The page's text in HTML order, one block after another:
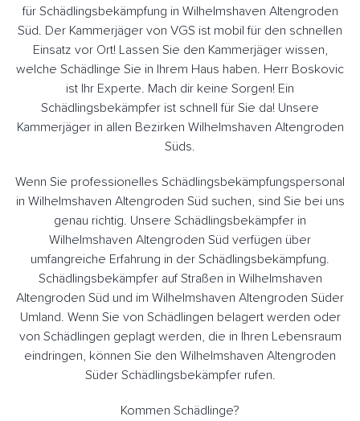
für Schädlingsbekämpfung in Wilhelmshaven Altengroden
Süd. Der Kammerjäger von VGS ist mobil für den schnellen
Einsatz vor Ort! Lassen Sie den Kammerjäger wissen,
welche Schädlinge Sie in Ihrem Haus haben. Herr Boskovic
ist Ihr Experte. Mach dir keine Sorgen! Ein
Schädlingsbekämpfer ist schnell für Sie da! Unsere
Kammerjäger in allen Bezirken Wilhelmshaven Altengroden
Süds.
Wenn Sie professionelles Schädlingsbekämpfungspersonal
in Wilhelmshaven Altengroden Süd suchen, sind Sie bei uns
genau richtig. Unsere Schädlingsbekämpfer in
Wilhelmshaven Altengroden Süd verfügen über
umfangreiche Erfahrung in der Schädlingsbekämpfung.
Schädlingsbekämpfer auf Straßen in Wilhelmshaven
Altengroden Süd und im Wilhelmshaven Altengroden Süder
Umland. Wenn Sie von Schädlingen belagert werden oder
von Schädlingen geplagt werden, die in Ihren Lebensraum
eindringen, können Sie den Wilhelmshaven Altengroden
Süder Schädlingsbekämpfer rufen.
Kommen Schädlinge?